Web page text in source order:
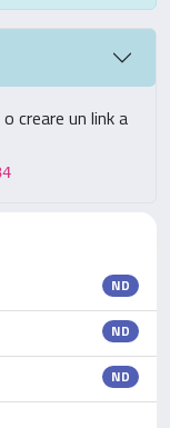
creare un link a
ND
ND
ND